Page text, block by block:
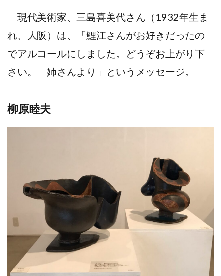
現代美術家、三島喜美代さん（1932年生ま
れ、大阪）は、「鯉江さんがお好きだったの
でアルコールにしました。どうぞお上がり下
さい。 姉さんより」というメッセージ。
柳原睦夫